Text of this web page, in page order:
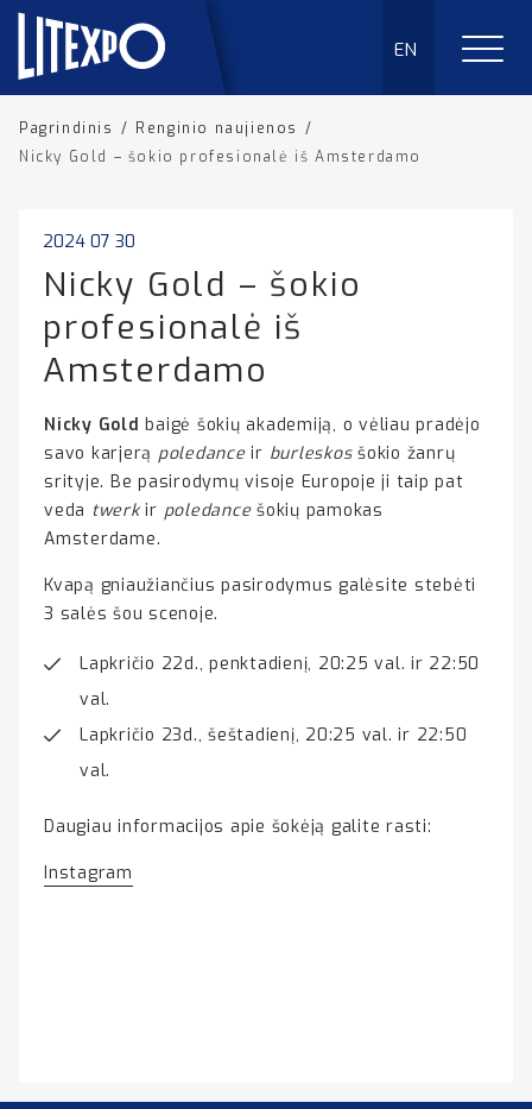
EN
Pagrindinis / Renginio naujienos /
Nicky Gold – šokio profesionalė iš Amsterdamo
2024 07 30
Nicky Gold – šokio
profesionalė iš
Amsterdamo
Nicky Gold baigė šokių akademiją, o vėliau pradėjo
savo karjerą poledanceir burleskos šokio žanrų
srityje. Be pasirodymų visoje Europoje ji taip pat
veda twerkir poledancešokių pamokas
Amsterdame.
Kvapą gniaužiančius pasirodymus galėsite stebėti
3 salės šou scenoje.
Lapkričio 22d., penktadienį, 20:25 val. ir 22:50
val.
Lapkričio 23d., šeštadienį, 20:25 val. ir 22:50
val.
Daugiau informacijos apie šokėją galite rasti:
Instagram